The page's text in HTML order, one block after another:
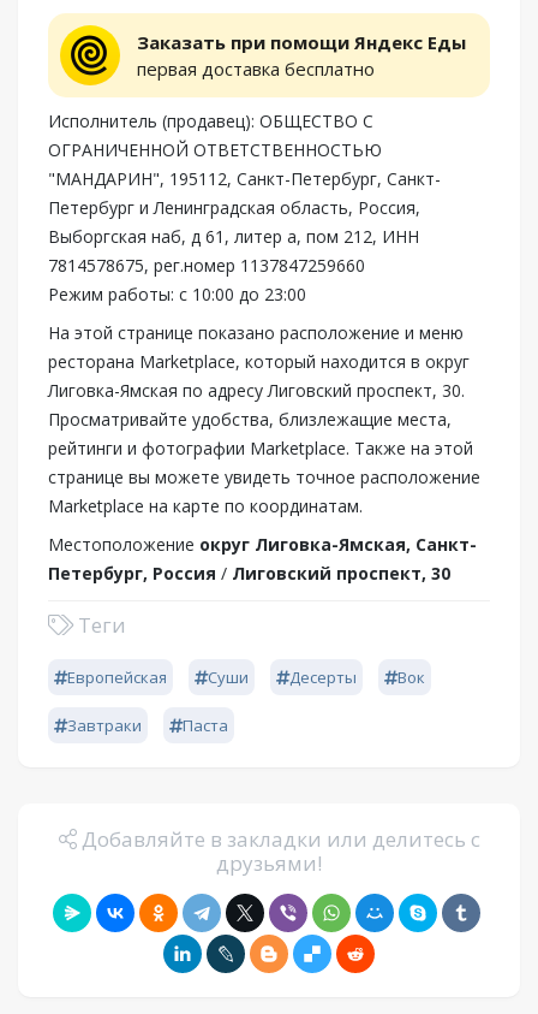
Заказать при помощи Яндекс Еды
первая доставка бесплатно
Исполнитель (продавец): ОБЩЕСТВО С
ОГРАНИЧЕННОЙ ОТВЕТСТВЕННОСТЬЮ
"МАНДАРИН", 195112, Санкт-Петербург, Санкт-
Петербург и Ленинградская область, Россия,
Выборгская наб, д 61, литер а, пом 212, ИНН
7814578675, рег.номер 1137847259660
Режим работы: с 10:00 до 23:00
На этой странице показано расположение и меню
ресторана Marketplace, который находится в округ
Лиговка-Ямская по адресу Лиговский проспект, 30.
Просматривайте удобства, близлежащие места,
рейтинги и фотографии Marketplace. Также на этой
странице вы можете увидеть точное расположение
Marketplace на карте по координатам.
Местоположение округ Лиговка-Ямская, Санкт-
Петербург, Россия / Лиговский проспект, 30
Теги
Европейская Суши Десерты Вок
Завтраки Паста
Добавляйте в закладки или делитесь с
друзьями!